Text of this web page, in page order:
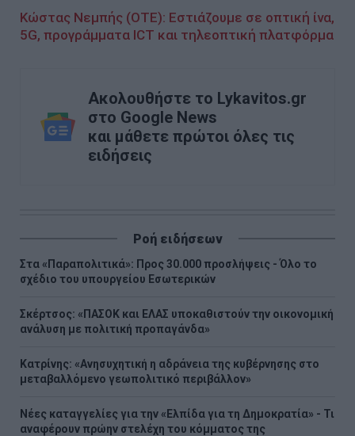
Κώστας Νεμπής (ΟΤΕ): Εστιάζουμε σε οπτική ίνα,
5G, προγράμματα ICT και τηλεοπτική πλατφόρμα
Ακολουθήστε το Lykavitos.gr
στο Google News
και μάθετε πρώτοι όλες τις
ειδήσεις
Ροή ειδήσεων
Στα «Παραπολιτικά»: Προς 30.000 προσλήψεις - Όλο το
σχέδιο του υπουργείου Εσωτερικών
Σκέρτσος: «ΠΑΣΟΚ και ΕΛΑΣ υποκαθιστούν την οικονομική
ανάλυση με πολιτική προπαγάνδα»
Κατρίνης: «Ανησυχητική η αδράνεια της κυβέρνησης στο
μεταβαλλόμενο γεωπολιτικό περιβάλλον»
Νέες καταγγελίες για την «Ελπίδα για τη Δημοκρατία» - Τι
αναφέρουν πρώην στελέχη του κόμματος της